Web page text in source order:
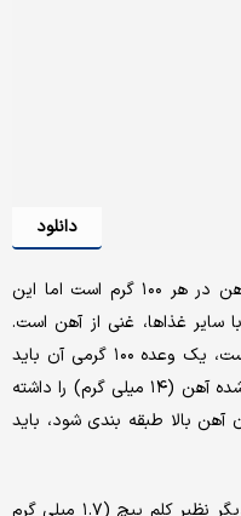
دانلود
اسفناج حاوی بین ۲.۱ تا ۲.۷ میلی گرم آهن در هر ۱۰۰ گرم است اما این
سایر غذاها، غنی از آهن است.
برای اینکه ادعا کنیم یک غذا منبع آهن است، یک وعده ۱۰۰ گرمی آن باید
حداقل ۱۵ درصد از مصرف روزانه توصیه شده آهن (۱۴ میلی گرم) را داشته
آهن بالا طبقه بندی شود، باید